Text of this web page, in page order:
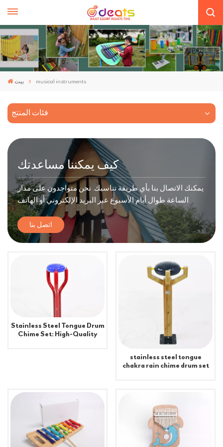
بيت musical instruments
فئات المنتج
كيف يمكننا مساعدتك
يمكنك الاتصال بنا بأي طريقة تناسبك. نحن متواجدون على مدار
الساعة طوال أيام الأسبوع عبر البريد الإلكتروني أو الهاتف.
اتصل بنا
Stainless Steel Tongue Drum
Chime Set: High-Quality
stainless steel tongue
chakra rain chime drum set